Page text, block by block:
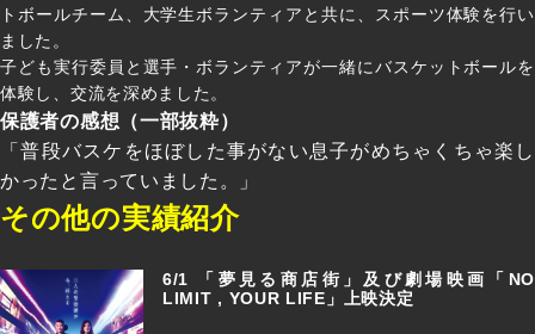
トボールチーム、大学生ボランティアと共に、スポーツ体験を行い
ました。
子ども実行委員と選手・ボランティアが一緒にバスケットボールを
体験し、交流を深めました。
保護者の感想（一部抜粋）
「普段バスケをほぼした事がない息子がめちゃくちゃ楽し
かったと言っていました。」
その他の実績紹介
6/1 「夢見る商店街」及び劇場映画「NO
LIMIT , YOUR LIFE」上映決定